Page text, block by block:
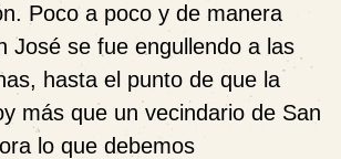
Poco a poco y de manera
José se fue engullendo a las
hasta el punto de que la
más que un vecindario de San
lo que debemos